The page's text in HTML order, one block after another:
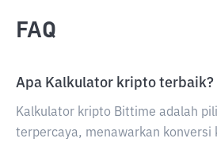
FAQ
Apa Kalkulator kripto terbaik?
Kalkulator kripto Bittime adalah
terpercaya, menawarkan konversi